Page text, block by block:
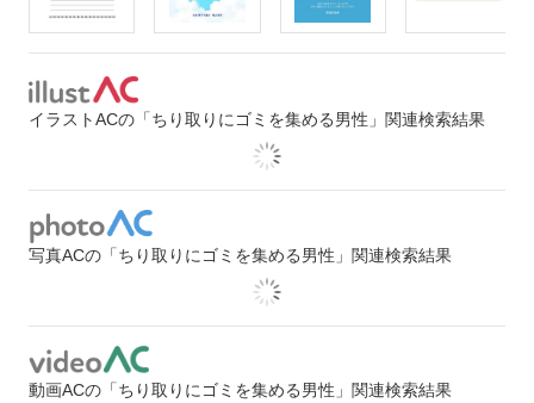
イラストACの「ちり取りにゴミを集める男性」関連検索結果
写真ACの「ちり取りにゴミを集める男性」関連検索結果
動画ACの「ちり取りにゴミを集める男性」関連検索結果